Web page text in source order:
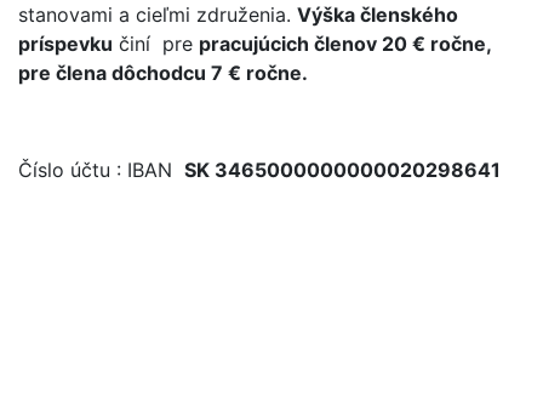
stanovami a cieľmi združenia. Výška členského
príspevku činí pre pracujúcich členov 20 € ročne,
pre člena dôchodcu 7 € ročne.
Číslo účtu : IBAN SK 3465000000000020298641